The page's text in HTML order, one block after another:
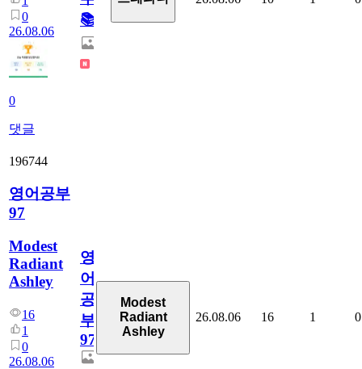
0
26.08.06
0
댓글
📚
196744
영어공부
97
Modest
Radiant
Ashley
16
1
0
26.08.06
영
어
공
부
97
Modest
Radiant
Ashley
26.08.06 16 1 0